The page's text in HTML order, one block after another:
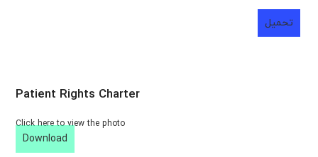
تحميل
Patient Rights Charter
Click here to view the photo
Download